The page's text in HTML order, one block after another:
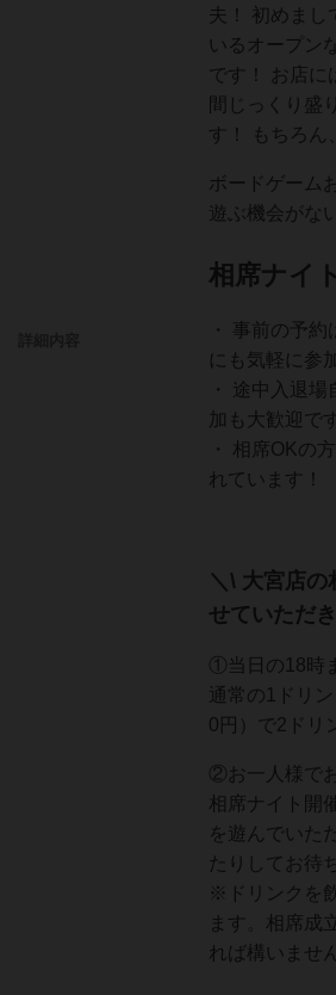
夫！ 初めまし
いるオープン
です！ お店に
間じっくり盛
す！ もちろん
ボードゲーム
遊ぶ機会がな
相席ナイ
・ 事前の予
にも気軽に参
・ 途中入退
加も大歓迎で
・ 相席OKの
れています！
＼\ 大宮店
せていただ
①当日の18時
通常の1ドリ
0円）で2ドリ
②お一人様で
相席ナイト開
を遊んでいた
たりしてお待
※ドリンクを
ます。相席成
れば構いませ